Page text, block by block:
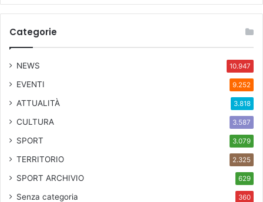
Categorie
NEWS 10.947
EVENTI 9.252
ATTUALITÀ 3.818
CULTURA 3.587
SPORT 3.079
TERRITORIO 2.325
SPORT ARCHIVIO 629
Senza categoria 360